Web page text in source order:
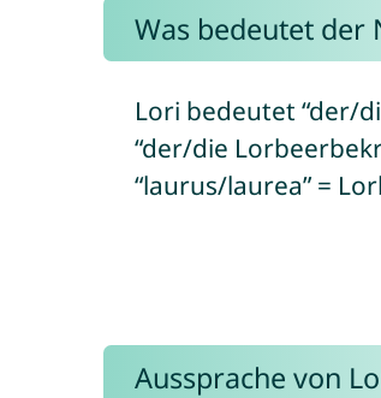
Was bedeutet der
Lori bedeutet “der/
“der/die
“laurus/laurea” =
Aussprache von